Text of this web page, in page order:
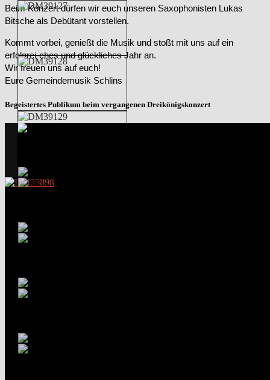
Beim Konzert dürfen wir euch unseren Saxophonisten Lukas
Bitsche als Debütant vorstellen.
Kommt vorbei, genießt die Musik und stoßt mit uns auf ein
erfolgrei-ches und glückliches Jahr an.
Wir freuen uns auf euch!
Eure Gemeindemusik Schlins
Begeistertes Publikum beim vergangenen Dreikönigskonzert